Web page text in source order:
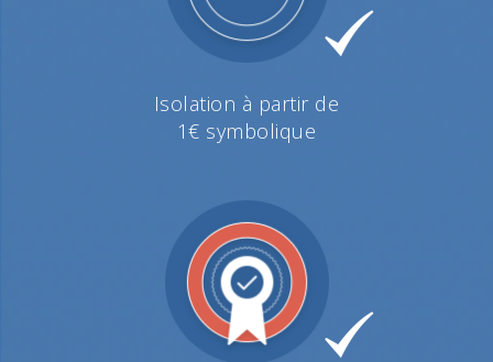
Isolation à partir de
1€ symbolique